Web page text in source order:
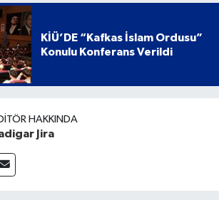
KİÜ’DE “Kafkas İslam Ordusu”
Konulu Konferans Verildi
HAKKINDA
Jira